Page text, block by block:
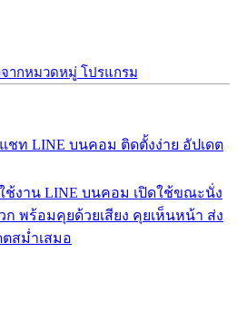
ากหมวดหมู่ โปรแกรม
ชท LINE บนคอม ติดตั้งง่าย อัปเดต
ช้งาน LINE บนคอม เปิดใช้ขณะนั่ง
ก พร้อมคุยด้วยเสียง คุยเห็นหน้า ส่ง
ตสม่ำเสมอ